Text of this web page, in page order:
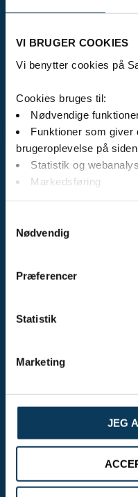
VI BRUGER COOKIES
Vi benytter cookies på
Cookies bruges til:
Nødvendige
Funktioner som giver
brugeroplevelse på siden
Statistik og
Markedsføring
cookies. Du kan også
trække dit samtykke
side af skærmen.
Nødvendig
Præferencer
Statistik
Marketing
JEG
Booking
Camping
Campingferie
Fastliggerplads
Strandhytte
Caféhytte
Kabe Estate 600
Camp-let
Luksustelte
Praktisk information
Udlejning
Legeplads og